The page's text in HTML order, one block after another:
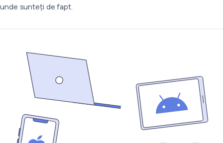
unde sunteți de fapt.